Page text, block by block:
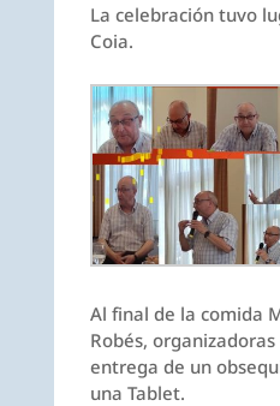
La celebración tuvo
Coia.
Al final de la comida
Robés,
entrega de un
una Tablet.